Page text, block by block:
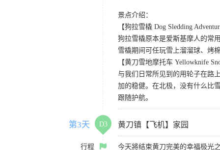
景点介绍：
【狗拉雪橇 Dog Sledding
狗拉雪橇原本是爱斯基摩人的常
雪橇期间可任玩雪上溜溜球、烤
【黄刀雪地摩托车 Yellowknife
与我们日常所见到的用轮子在路
加的稳健。在北极，没有什么比
跟随护航。
第3天 D3 黄刀镇【飞机】家园
行程
今天將结束黄刀完美的幸福极光